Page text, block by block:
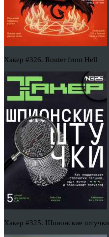
Хакер #326. Router from Hell
Хакер #325. Шпионские штучки